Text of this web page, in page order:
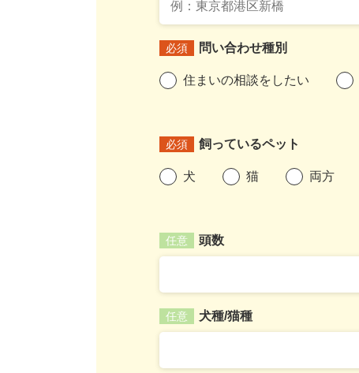
必須 問い合わせ種別
住まいの相談をしたい
必須 飼っているペット
犬 猫 両方
任意 頭数
任意 犬種/猫種